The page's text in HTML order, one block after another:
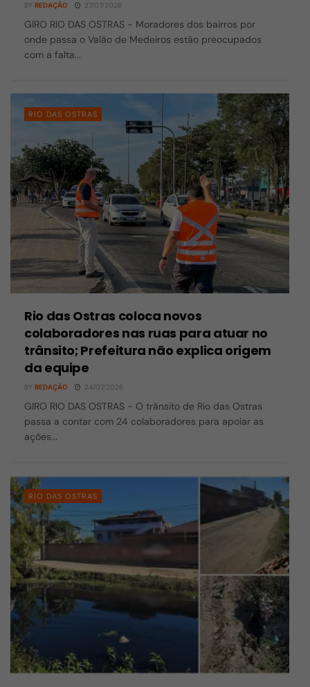
BY REDAÇÃO 27/07/2026
GIRO RIO DAS OSTRAS - Moradores dos bairros por
onde passa o Valão de Medeiros estão preocupados
com a falta...
RIO DAS OSTRAS
Rio das Ostras coloca novos
colaboradores nas ruas para atuar no
trânsito; Prefeitura não explica origem
da equipe
BY REDAÇÃO 24/07/2026
GIRO RIO DAS OSTRAS - O trânsito de Rio das Ostras
passa a contar com 24 colaboradores para apoiar as
ações...
RIO DAS OSTRAS